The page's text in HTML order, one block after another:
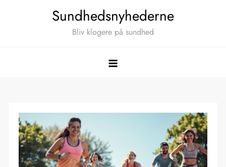
Sundhedsnyhederne
Bliv klogere på sundhed